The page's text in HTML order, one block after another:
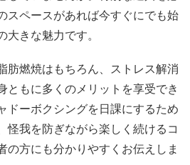
スペースがあれば今すぐにでも始
大きな魅力です。
肪燃焼はもちろん、ストレス解消
ともに多くのメリットを享受でき
ドーボクシングを日課にするため
怪我を防ぎながら楽しく続けるコ
の方にも分かりやすくお伝えしま